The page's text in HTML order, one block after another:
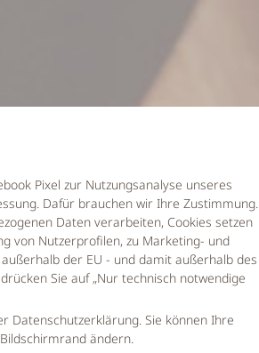
Pixel zur Nutzungsanalyse unseres
Dafür brauchen wir Ihre Zustimmung.
Daten verarbeiten, Cookies setzen
von Nutzerprofilen, zu Marketing- und
der EU - und damit außerhalb des
Sie auf „Nur technisch notwendige
Datenschutzerklärung. Sie können Ihre
ändern.